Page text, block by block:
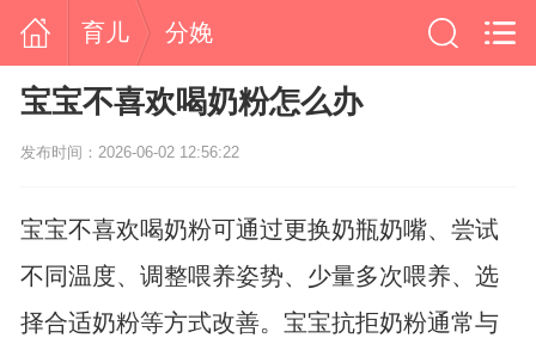
育儿 分娩
宝宝不喜欢喝奶粉怎么办
发布时间：2026-06-02 12:56:22
宝宝不喜欢喝奶粉可通过更换奶瓶奶嘴、尝试
不同温度、调整喂养姿势、少量多次喂养、选
择合适奶粉等方式改善。宝宝抗拒奶粉通常与